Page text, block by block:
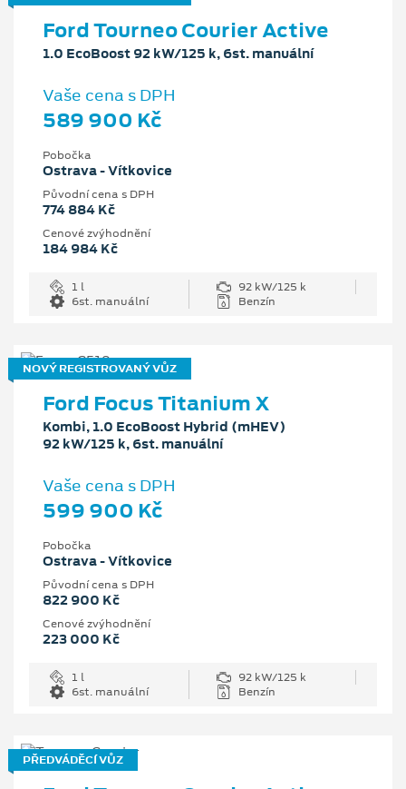
Ford Tourneo Courier Active
1.0 EcoBoost 92 kW/125 k, 6st. manuální
Vaše cena s DPH
589 900 Kč
Pobočka
Ostrava - Vítkovice
Původní cena s DPH
774 884 Kč
Cenové zvýhodnění
184 984 Kč
1 l
92 kW/125 k
6st. manuální
Benzín
NOVÝ REGISTROVANÝ VŮZ
Ford Focus Titanium X
Kombi, 1.0 EcoBoost Hybrid (mHEV)
92 kW/125 k, 6st. manuální
Vaše cena s DPH
599 900 Kč
Pobočka
Ostrava - Vítkovice
Původní cena s DPH
822 900 Kč
Cenové zvýhodnění
223 000 Kč
1 l
92 kW/125 k
6st. manuální
Benzín
PŘEDVÁDĚCÍ VŮZ